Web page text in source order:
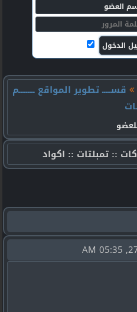
قســـــ تطوير المواقع ـــــــــم
:: تمبلتات :: اكواد